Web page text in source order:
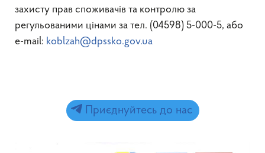
захисту прав споживачів та контролю за
регульованими цінами за тел. (04598) 5-000-5, або
e-mail: koblzah@dpssko.gov.ua
Приєднуйтесь до нас